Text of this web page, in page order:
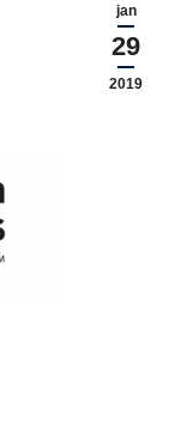
jan
29
2019